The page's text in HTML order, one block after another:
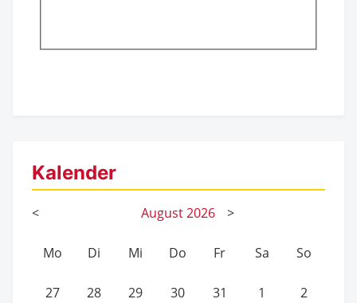
Kalender
< August2026 >
Mo Di Mi Do Fr Sa So
27 28 29 30 31 1 2